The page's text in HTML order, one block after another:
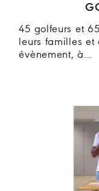
45 golfeurs et
leurs familles
évènement, à…